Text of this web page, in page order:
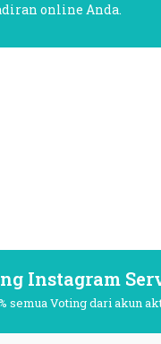
online Anda.
Instagram
semua Voting dari akun